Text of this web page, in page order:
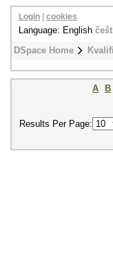
DSpace Home
Login cookies
Language: English
A B
Results Per Page: